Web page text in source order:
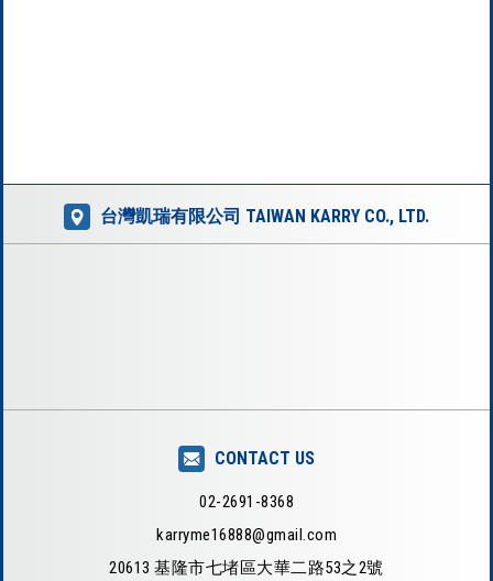
台灣凱瑞有限公司 TAIWAN KARRY CO., LTD.
CONTACT US
02-2691-8368
karryme16888@gmail.com
20613 基隆市七堵區大華二路53之2號